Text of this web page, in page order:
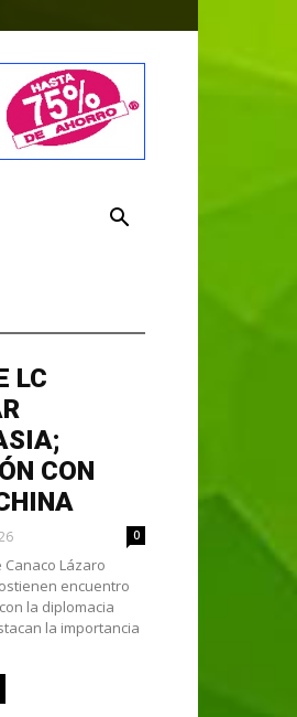
LC
CON
0
Lázaro
encuentro
la diplomacia
la importancia